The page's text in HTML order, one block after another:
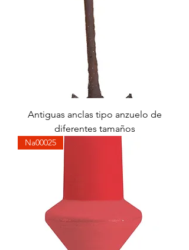
Antiguas anclas tipo anzuelo de
diferentes tamaños
Na00025